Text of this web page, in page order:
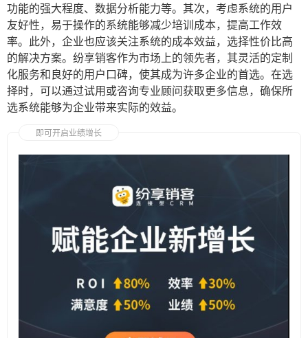
功能的强大程度、数据分析能力等。其次，考虑系统的用户
友好性，易于操作的系统能够减少培训成本，提高工作效
率。此外，企业也应该关注系统的成本效益，选择性价比高
的解决方案。纷享销客作为市场上的领先者，其灵活的定制
化服务和良好的用户口碑，使其成为许多企业的首选。在选
择时，可以通过试用或咨询专业顾问获取更多信息，确保所
选系统能够为企业带来实际的效益。
即可开启业绩增长